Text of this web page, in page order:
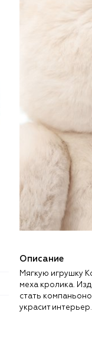
Описание
Мягкую игрушку
меха кролика.
стать
украсит интерьер.